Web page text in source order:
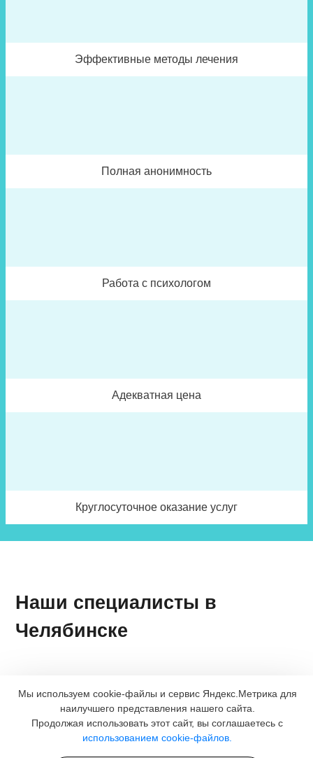
Эффективные методы лечения
Полная анонимность
Работа с психологом
Адекватная цена
Круглосуточное оказание услуг
Наши специалисты в
Челябинске
Мы используем cookie-файлы и сервис Яндекс.Метрика для
наилучшего представления нашего сайта.
Продолжая использовать этот сайт, вы соглашаетесь с
использованием cookie-файлов.